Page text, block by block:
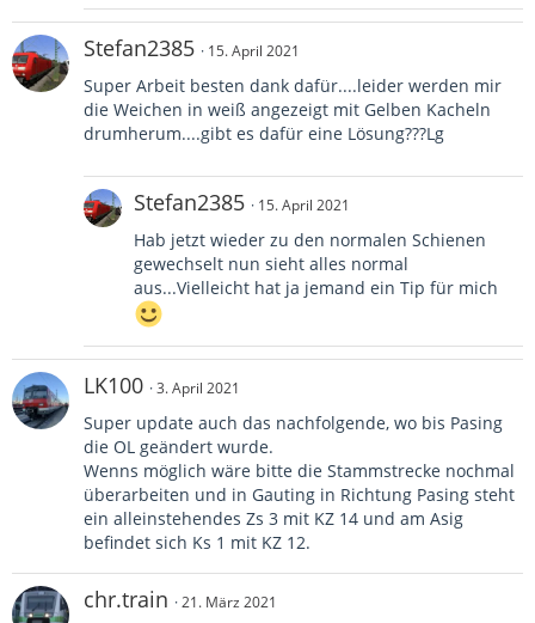
Stefan2385 15. April 2021
Super Arbeit besten dank dafür....leider werden mir
die Weichen in weiß angezeigt mit Gelben Kacheln
drumherum....gibt es dafür eine Lösung???Lg
Stefan2385 15. April 2021
Hab jetzt wieder zu den normalen Schienen
gewechselt nun sieht alles normal
aus...Vielleicht hat ja jemand ein Tip für mich
LK100 3. April 2021
Super update auch das nachfolgende, wo bis Pasing
die OL geändert wurde.
Wenns möglich wäre bitte die Stammstrecke nochmal
überarbeiten und in Gauting in Richtung Pasing steht
ein alleinstehendes Zs 3 mit KZ 14 und am Asig
befindet sich Ks 1 mit KZ 12.
chr.train 21. März 2021